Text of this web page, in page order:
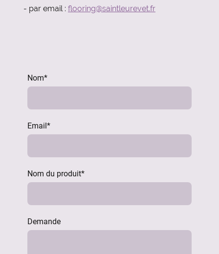
- par email : flooring@saintleurevet.fr
Nom*
Email*
Nom du produit*
Demande